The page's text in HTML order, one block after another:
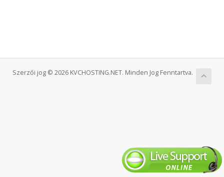
Szerzői jog © 2026 KVCHOSTING.NET. Minden Jog Fenntartva.